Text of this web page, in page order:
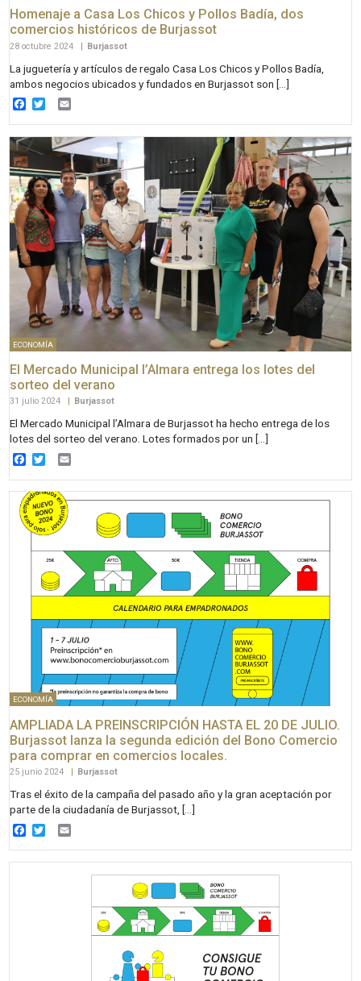
Homenaje a Casa Los Chicos y Pollos Badía, dos
comercios históricos de Burjassot
28 octubre 2024 | Burjassot
La juguetería y artículos de regalo Casa Los Chicos y Pollos Badía,
ambos negocios ubicados y fundados en Burjassot son […]
Facebook
Twitter
ECONOMÍA
El Mercado Municipal l’Almara entrega los lotes del
sorteo del verano
31 julio 2024 Burjassot
El Mercado Municipal l’Almara de Burjassot ha hecho entrega de los
lotes del sorteo del verano. Lotes formados por un […]
Facebook
Twitter
ECONOMÍA
AMPLIADA LA PREINSCRIPCIÓN HASTA EL 20 DE JULIO.
Burjassot lanza la segunda edición del Bono Comercio
para comprar en comercios locales.
25 junio 2024 Burjassot
Tras el éxito de la campaña del pasado año y la gran aceptación por
parte de la ciudadanía de Burjassot, […]
Facebook
Twitter